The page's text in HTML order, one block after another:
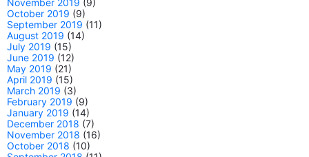
November 2019 (9)
October 2019 (9)
September 2019 (11)
August 2019 (14)
July 2019 (15)
June 2019 (12)
May 2019 (21)
April 2019 (15)
March 2019 (3)
February 2019 (9)
January 2019 (14)
December 2018 (7)
November 2018 (16)
October 2018 (10)